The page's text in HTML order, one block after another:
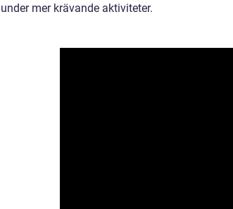
under mer krävande aktiviteter.